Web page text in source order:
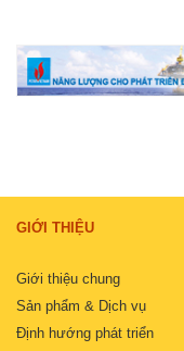
GIỚI THIỆU
Giới thiệu chung
Sản phẩm & Dịch vụ
Định hướng phát triển